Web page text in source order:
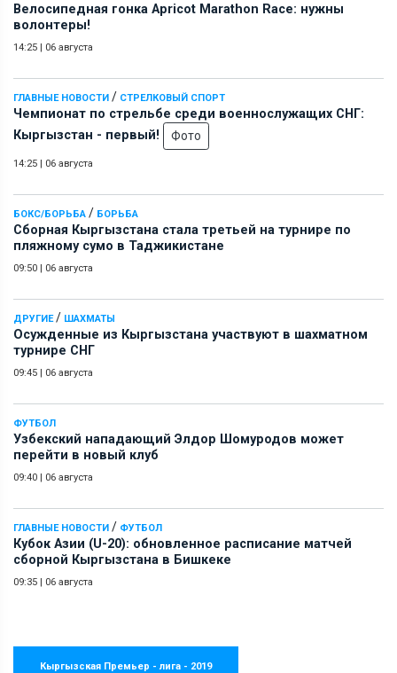
Велосипедная гонка Apricot Marathon Race: нужны
волонтеры!
14:25 | 06 августа
ГЛАВНЫЕ НОВОСТИ / СТРЕЛКОВЫЙ СПОРТ
Чемпионат по стрельбе среди военнослужащих СНГ:
Кыргызстан - первый!
Фото
14:25 | 06 августа
БОКС/БОРЬБА / БОРЬБА
Сборная Кыргызстана стала третьей на турнире по
пляжному сумо в Таджикистане
09:50 | 06 августа
ДРУГИЕ/ ШАХМАТЫ
Осужденные из Кыргызстана участвуют в шахматном
турнире СНГ
09:45 | 06 августа
ФУТБОЛ
Узбекский нападающий Элдор Шомуродов может
перейти в новый клуб
09:40 | 06 августа
ГЛАВНЫЕ НОВОСТИ / ФУТБОЛ
Кубок Азии (U-20): обновленное расписание матчей
сборной Кыргызстана в Бишкеке
09:35 | 06 августа
Кыргызская Премьер - лига - 2019